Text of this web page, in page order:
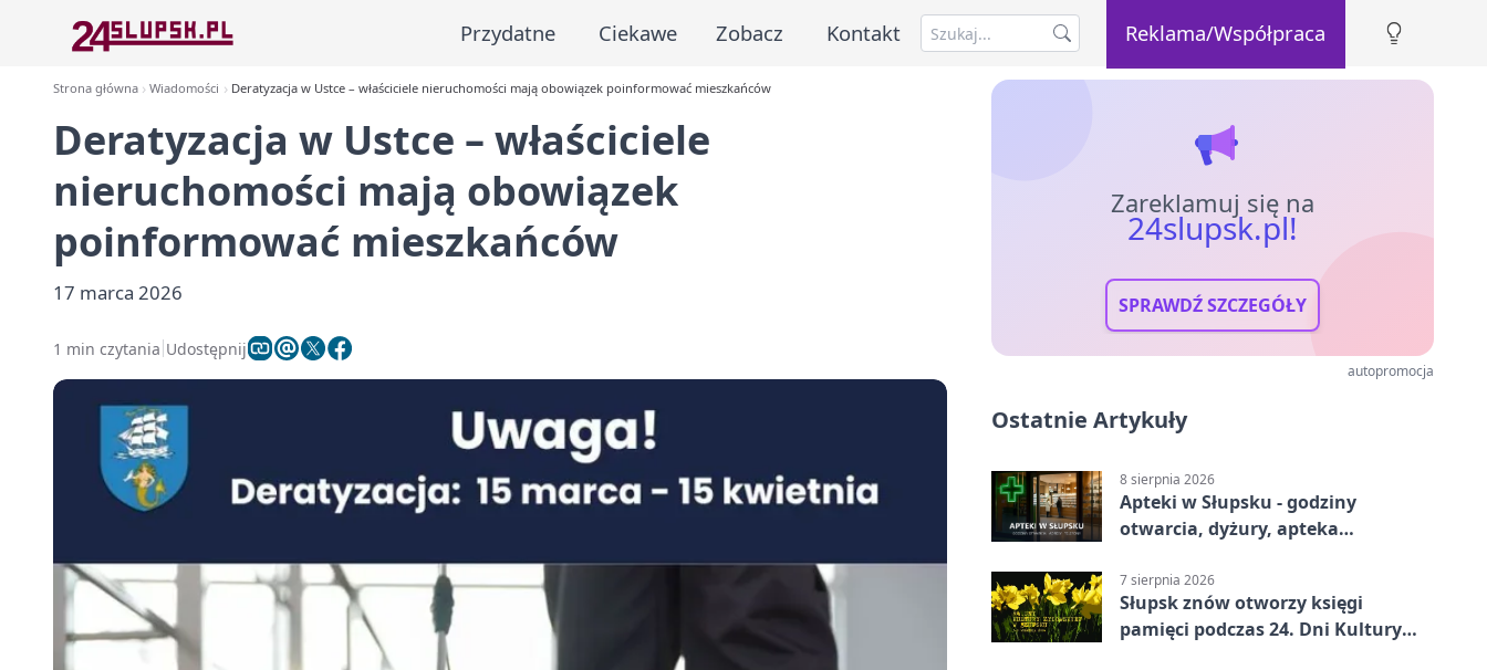
Przydatne Ciekawe Zobacz Kontakt Reklama/Współpraca
Strona główna Wiadomości Deratyzacja w Ustce – właściciele nieruchomości mają obowiązek poinformować mieszkańców
Deratyzacja w Ustce – właściciele
nieruchomości mają obowiązek
poinformować mieszkańców
17 marca 2026
1 min czytania Udostępnij
Zareklamuj się na
24slupsk.pl!
SPRAWDŹ SZCZEGÓŁY
autopromocja
Ostatnie Artykuły
8 sierpnia 2026
Apteki w Słupsku - godziny
otwarcia, dyżury, apteka
7 sierpnia 2026
Słupsk znów otworzy księgi
pamięci podczas 24. Dni Kultury